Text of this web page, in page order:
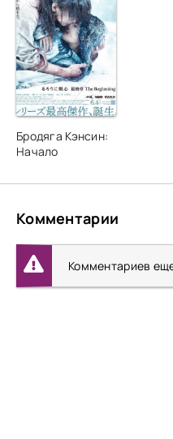
Бродяга Кэнсин:
Начало
Комментарии
Комментариев